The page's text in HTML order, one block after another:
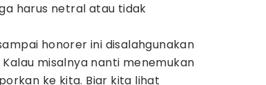
harus netral atau tidak
honorer ini disalahgunakan
misalnya nanti menemukan
ke kita. Biar kita lihat